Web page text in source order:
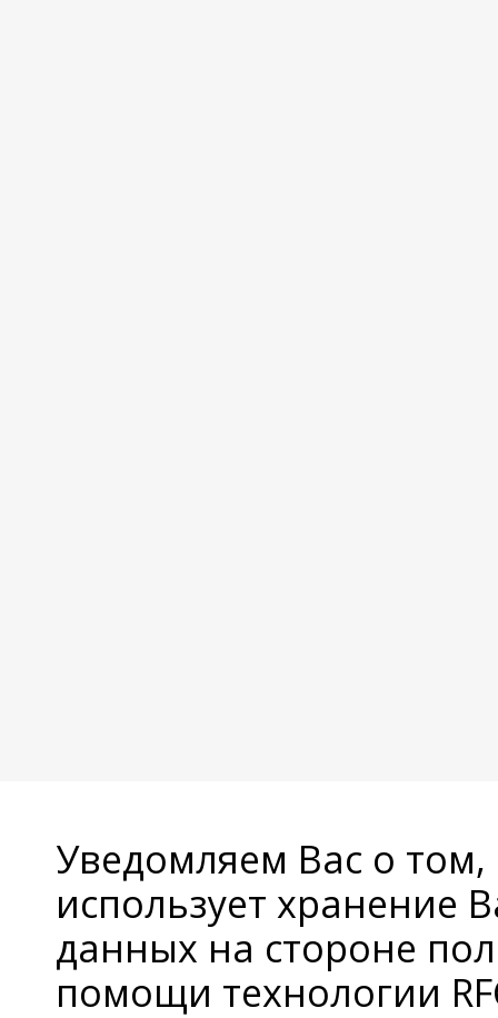
Уведомляем Вас о
использует хранение
данных на стороне
помощи технологии